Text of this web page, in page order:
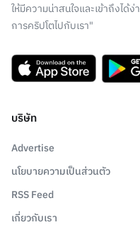
ให้มีความน่าสนใจและเข้าถึงได้
การคริปโตไปกับเรา"
บริษัท
Advertise
นโยบายความเป็นส่วนตัว
RSS Feed
เกี่ยวกับเรา